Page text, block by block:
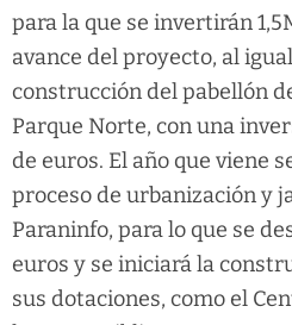
para la que se invertirán
avance del proyecto, al
construcción del pabellón
Parque Norte, con una
de euros. El año que viene
proceso de urbanización y
Paraninfo, para lo que se
euros y se iniciará la
sus dotaciones, como el